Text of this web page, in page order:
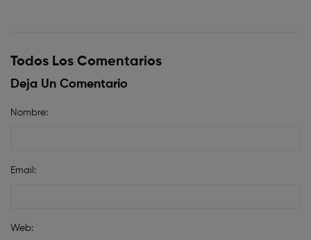
Todos Los Comentarios
Deja Un Comentario
Nombre:
Email:
Web: